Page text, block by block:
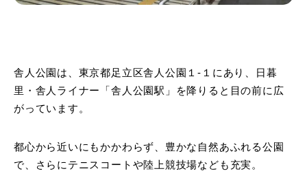
舎人公園は、東京都足立区舎人公園１-１にあり、日暮
里・舎人ライナー「舎人公園駅」を降りると目の前に広
がっています。
都心から近いにもかかわらず、豊かな自然あふれる公園
で、さらにテニスコートや陸上競技場なども充実。